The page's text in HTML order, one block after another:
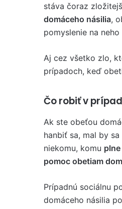
stáva čoraz
domáceho násilia,
pomyslenie na
Aj cez všetko zlo,
prípadoch, keď
Čo robiť v
Ak ste obeťou
hanbiť sa, mal by
niekomu, komu
pomoc obetiam
Prípadnú sociálnu
domáceho násilia